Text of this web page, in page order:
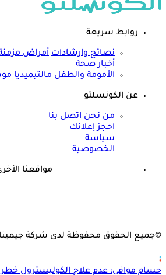
روابط سريعة
نصائح وارشادات أمراض
أخبار صحة
الأمومة والطفل مالتيميديا
عن الكونسلتو
من نحن اتصل بنا
احجز إعلانك
سياسة
الخصوصية
مواقعنا
©جميع الحقوق محفوظة لدى شركة
حسام موافي: عدم علاج الكوليسترول